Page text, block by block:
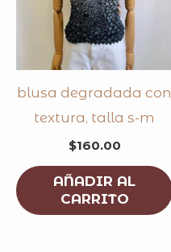
blusa degradada con
textura, talla s-m
$160.00
AÑADIR AL
CARRITO